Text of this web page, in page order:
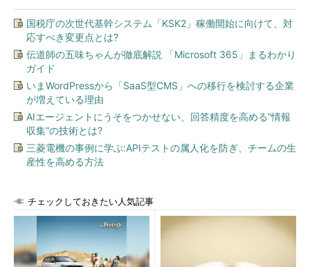
国税庁の次世代基幹システム「KSK2」稼働開始に向けて、対
応すべき変更点とは?
伝道師の五味ちゃんが徹底解説 「Microsoft 365」まるわかり
ガイド
いまWordPressから「SaaS型CMS」への移行を検討する企業
が増えている理由
AIエージェントにうそをつかせない、回答精度を高める“情報
収集”の技術とは?
三菱電機の事例に学ぶ:APIテストの属人化を防ぎ、チームの生
産性を高める方法
チェックしておきたい人気記事